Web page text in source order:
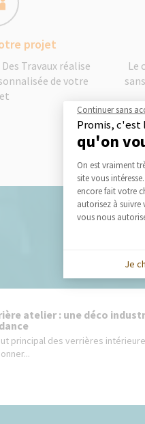
projet
Travaux réalise
de votre
Le
atelier : une déco
principal des verrières
Continuer sans
Promis, c'est
qu'on
On est vraiment
site vous
encore fait votre
autorisez à suivre
vous nous
Je